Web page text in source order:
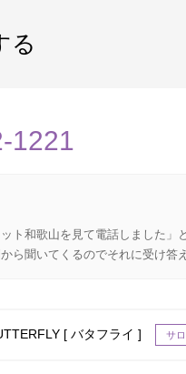
る
1221
ト和歌山を見て電話しました
ら聞いてくるのでそれに受け答
[ バタフライ ] サ